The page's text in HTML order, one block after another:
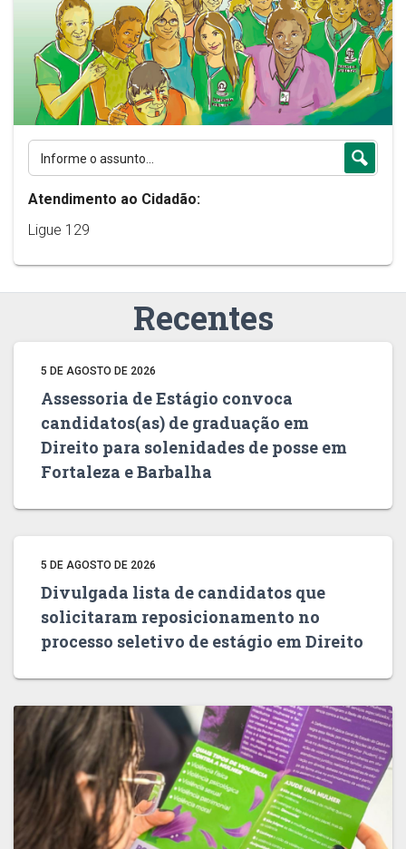
Atendimento ao Cidadão:
Ligue 129
Recentes
5 DE AGOSTO DE 2026
Assessoria de Estágio convoca
candidatos(as) de graduação em
Direito para solenidades de posse em
Fortaleza e Barbalha
5 DE AGOSTO DE 2026
Divulgada lista de candidatos que
solicitaram reposicionamento no
processo seletivo de estágio em Direito